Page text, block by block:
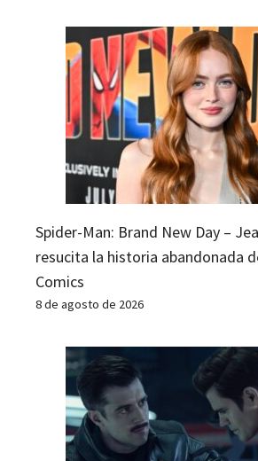
Spider-Man: Brand New Day –
resucita la historia abandonada
Comics
8 de agosto de 2026